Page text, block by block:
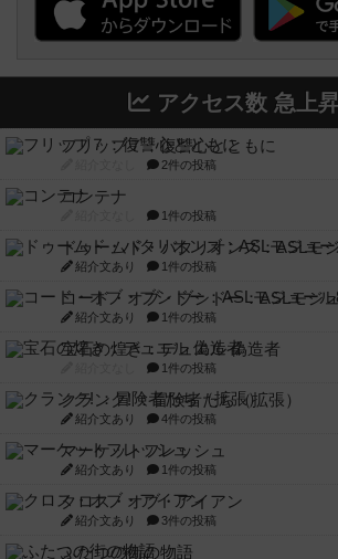
アクセス数 急上
フリップ７：復讐心とともに
2件の投稿
コンテナ
1件の投稿
ドゥームド・バタリオンズ：ASLモ
紹介文あり 1件の投稿
コード・オブ・ブシドー：ASLモジ
紹介文あり 1件の投稿
宝石の煌き：デュエル 偽造者
1件の投稿
クランク! ：冒険者たち（拡張）
紹介文あり 4件の投稿
マーケットフレッシュ
紹介文あり 1件の投稿
クロス・オブ・アイアン
紹介文あり 3件の投稿
ふたつの街の物語